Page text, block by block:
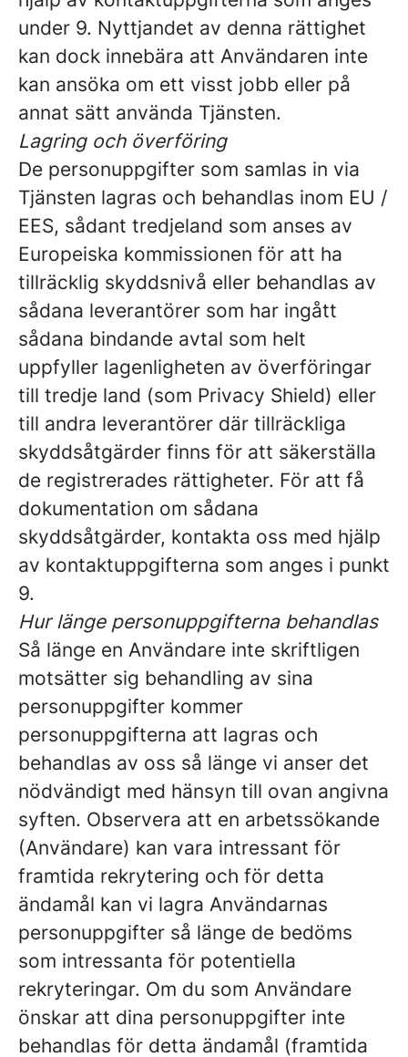
under 9. Nyttjandet av denna rättighet
kan dock innebära att Användaren inte
kan ansöka om ett visst jobb eller på
annat sätt använda Tjänsten.
Lagring och överföring
De personuppgifter som samlas in via
Tjänsten lagras och behandlas inom EU /
EES, sådant tredjeland som anses av
Europeiska kommissionen för att ha
tillräcklig skyddsnivå eller behandlas av
sådana leverantörer som har ingått
sådana bindande avtal som helt
uppfyller lagenligheten av överföringar
till tredje land (som Privacy Shield) eller
till andra leverantörer där tillräckliga
skyddsåtgärder finns för att säkerställa
de registrerades rättigheter. För att få
dokumentation om sådana
skyddsåtgärder, kontakta oss med hjälp
av kontaktuppgifterna som anges i punkt
9.
Hur länge personuppgifterna behandlas
Så länge en Användare inte skriftligen
motsätter sig behandling av sina
personuppgifter kommer
personuppgifterna att lagras och
behandlas av oss så länge vi anser det
nödvändigt med hänsyn till ovan angivna
syften. Observera att en arbetssökande
(Användare) kan vara intressant för
framtida rekrytering och för detta
ändamål kan vi lagra Användarnas
personuppgifter så länge de bedöms
som intressanta för potentiella
rekryteringar. Om du som Användare
önskar att dina personuppgifter inte
behandlas för detta ändamål (framtida